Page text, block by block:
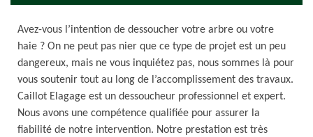
Avez-vous l’intention de dessoucher votre arbre ou votre
haie ? On ne peut pas nier que ce type de projet est un peu
dangereux, mais ne vous inquiétez pas, nous sommes là pour
vous soutenir tout au long de l’accomplissement des travaux.
Caillot Elagage est un dessoucheur professionnel et expert.
Nous avons une compétence qualifiée pour assurer la
fiabilité de notre intervention. Notre prestation est très